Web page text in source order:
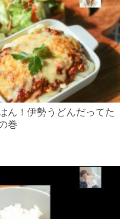
ん！伊勢うどんだってた
巻